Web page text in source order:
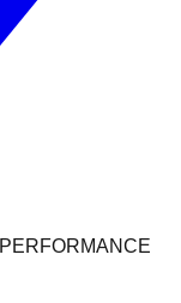
PERFORMANCE